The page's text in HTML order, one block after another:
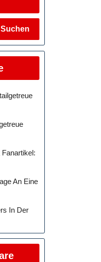
Suchen
An Eine
In Der